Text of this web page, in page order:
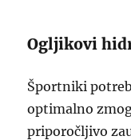
Ogljikovi
Športniki
optimalno
priporočljivo